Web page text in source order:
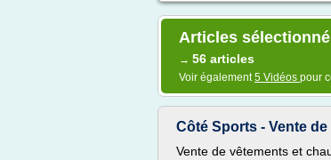
Articles
→ 56 articles
Voir également5 Vidéos pour
Côté Sports - Vente
Vente de vêtements et